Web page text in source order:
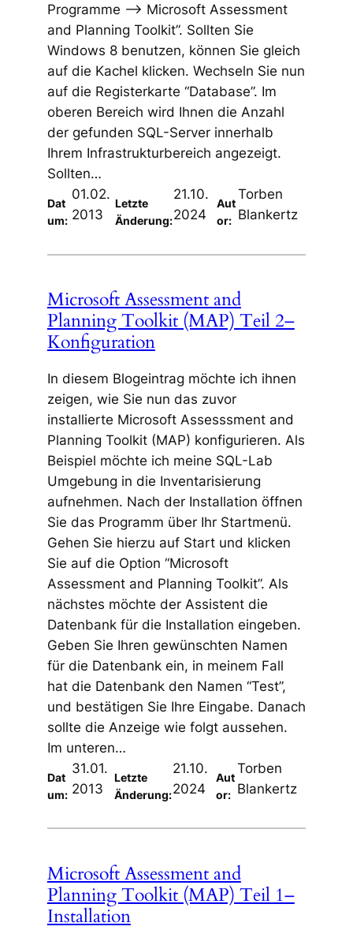
Programme –> Microsoft Assessment
and Planning Toolkit”. Sollten Sie
Windows 8 benutzen, können Sie gleich
auf die Kachel klicken. Wechseln Sie nun
auf die Registerkarte “Database”. Im
oberen Bereich wird Ihnen die Anzahl
der gefunden SQL-Server innerhalb
Ihrem Infrastrukturbereich angezeigt.
Sollten…
Dat
um:
01.02.
2013
Letzte
Änderung:
21.10.
2024
Aut
or:
Torben
Blankertz
Microsoft Assessment and
Planning Toolkit (MAP) Teil 2–
Konfiguration
In diesem Blogeintrag möchte ich ihnen
zeigen, wie Sie nun das zuvor
installierte Microsoft Assesssment and
Planning Toolkit (MAP) konfigurieren. Als
Beispiel möchte ich meine SQL-Lab
Umgebung in die Inventarisierung
aufnehmen. Nach der Installation öffnen
Sie das Programm über Ihr Startmenü.
Gehen Sie hierzu auf Start und klicken
Sie auf die Option “Microsoft
Assessment and Planning Toolkit”. Als
nächstes möchte der Assistent die
Datenbank für die Installation eingeben.
Geben Sie Ihren gewünschten Namen
für die Datenbank ein, in meinem Fall
hat die Datenbank den Namen “Test”,
und bestätigen Sie Ihre Eingabe. Danach
sollte die Anzeige wie folgt aussehen.
Im unteren…
Dat
um:
31.01.
2013
Letzte
Änderung:
21.10.
2024
Aut
or:
Torben
Blankertz
Microsoft Assessment and
Planning Toolkit (MAP) Teil 1–
Installation